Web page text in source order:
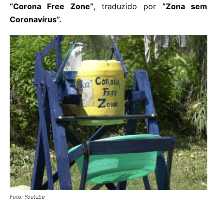
“Corona Free Zone”, traduzido por “Zona sem
Coronavírus”.
Foto: Youtube